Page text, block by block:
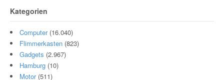
Kategorien
Computer(16.040)
Flimmerkasten (823)
Gadgets (2.967)
Hamburg (10)
Motor(511)